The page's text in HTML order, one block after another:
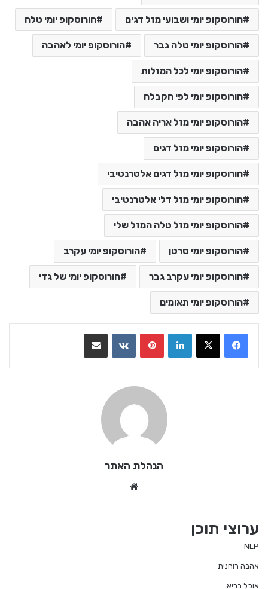
הורוסקופ יומי ושבועי מזל דגים הורוסקופ יומי טלה
הורוסקופ יומי טלה גבר הורוסקופ יומי לאהבה
הורוסקופ יומי לכל המזלות
הורוסקופ יומי לפי הקבלה
הורוסקופ יומי מזל אריה אהבה
הורוסקופ יומי מזל דגים
הורוסקופ יומי מזל דגים אלטרנטיבי
הורוסקופ יומי מזל דלי אלטרנטיבי
הורוסקופ יומי מזל טלה המזל שלי
הורוסקופ יומי סרטן הורוסקופ יומי עקרב
הורוסקופ יומי עקרב גבר הורוסקופ יומי של גדי
הורוסקופ יומי תאומים
LinkedIn
VKontakte
הנהלת האתר
ערוצי תוכן
NLP
אהבה רוחנית
אוכל בריא